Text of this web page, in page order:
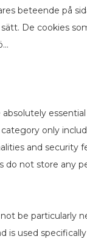
beteende på
De cookies
...
absolutely
only
and security
do not store any
be particularly
is used